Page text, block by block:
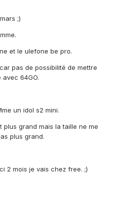
;)
et le ulefone be pro.
pas de possibilité de mettre
64GO.
un idol s2 mini.
grand mais la taille ne me
plus grand.
2 mois je vais chez free. ;)